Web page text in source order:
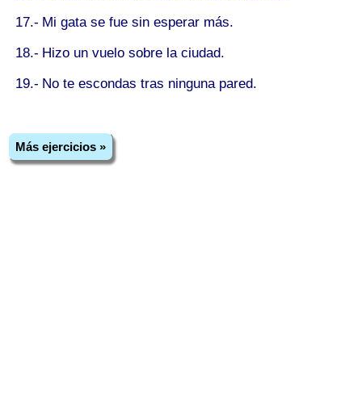
17.- Mi gata se fue sin esperar más.
18.- Hizo un vuelo sobre la ciudad.
19.- No te escondas tras ninguna pared.
Más ejercicios »